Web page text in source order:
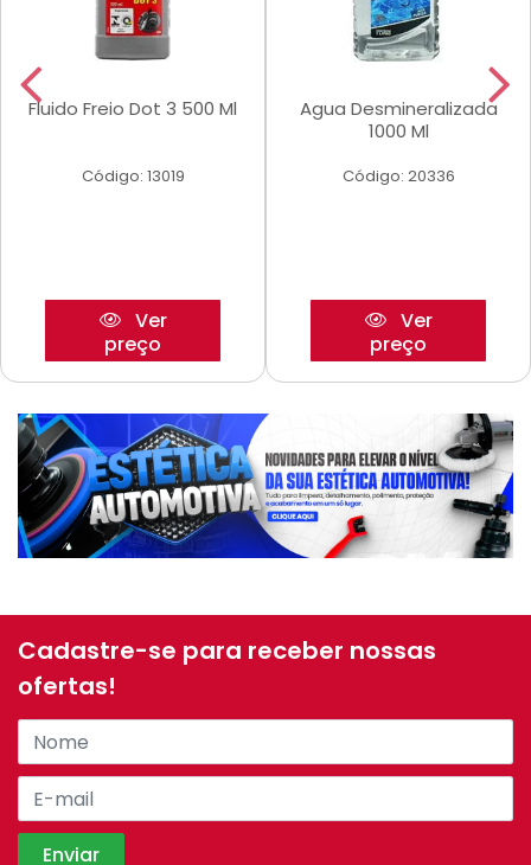
Fluido Freio Dot 3 500 Ml
Código: 13019
Ver
preço
Agua Desmineralizada
1000 Ml
Código: 20336
Ver
preço
Cadastre-se para receber nossas
ofertas!